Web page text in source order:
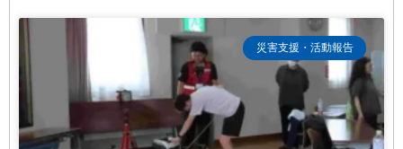
災害支援・活動報告